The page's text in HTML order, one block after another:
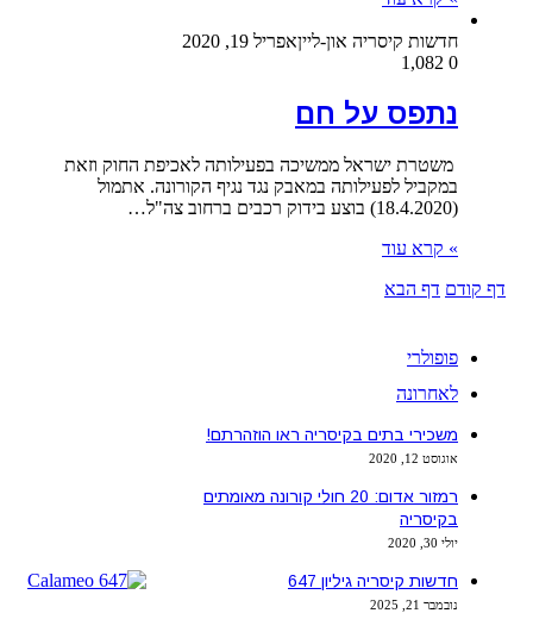
חדשות קיסריה און-לייןאפריל 19, 2020
0
נתפס על חם
משטרת ישראל ממשיכה בפעילותה לאכיפת החוק וזאת
במקביל לפעילותה במאבק נגד נגיף הקורונה. אתמול
(18.4.2020) בוצע בידוק רכבים ברחוב צה"ל…
» קרא עוד
דף קודם דף הבא
פופולרי
לאחרונה
משכירי בתים בקיסריה ראו הוזהרתם!
אוגוסט 12, 2020
רמזור אדום: 20 חולי קורונה מאומתים
בקיסריה
יולי 30, 2020
חדשות קיסריה גיליון 647
נובמבר 21, 2025